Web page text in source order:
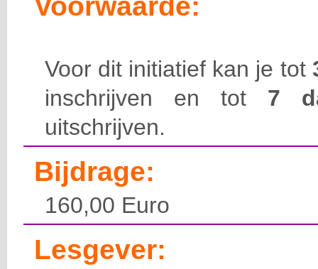
Voor dit initiatief kan je tot
inschrijven en tot 7
uitschrijven.
Bijdrage:
160,00 Euro
Lesgever: